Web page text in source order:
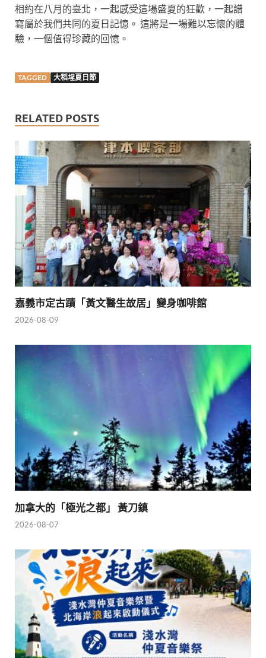
相約在八月的臺北，一起感受這場盛夏的狂歡，一起譜
寫屬於我們共同的夏日記憶。 這將是一場難以忘懷的體
驗，一個值得珍藏的回憶。
TAGGED 大稻埕夏日節
RELATED POSTS
嘉義市定古蹟「黃文醫生故居」變身咖啡館
2026-08-09
加拿大的「極光之都」 黃刀鎮
2026-08-07